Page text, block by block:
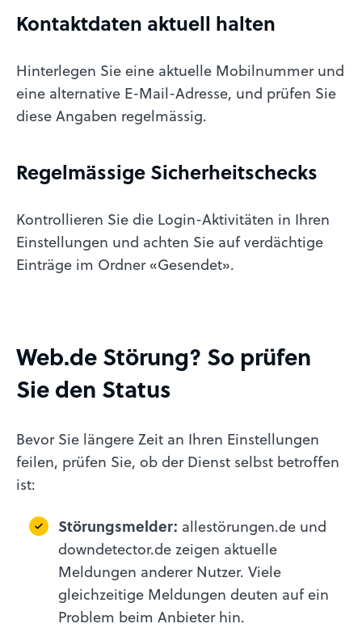
Kontaktdaten aktuell halten
Hinterlegen Sie eine aktuelle Mobilnummer und
eine alternative E-Mail-Adresse, und prüfen Sie
diese Angaben regelmässig.
Regelmässige Sicherheitschecks
Kontrollieren Sie die Login-Aktivitäten in Ihren
Einstellungen und achten Sie auf verdächtige
Einträge im Ordner «Gesendet».
Web.de Störung? So prüfen
Sie den Status
Bevor Sie längere Zeit an Ihren Einstellungen
feilen, prüfen Sie, ob der Dienst selbst betroffen
ist:
Störungsmelder: allestörungen.de und
downdetector.de zeigen aktuelle
Meldungen anderer Nutzer. Viele
gleichzeitige Meldungen deuten auf ein
Problem beim Anbieter hin.